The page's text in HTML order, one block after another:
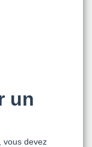
un
, vous devez